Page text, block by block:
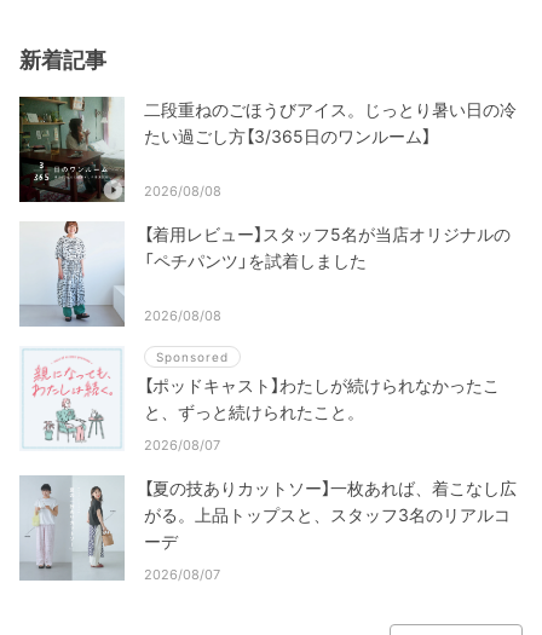
新着記事
二段重ねのごほうびアイス。じっとり暑い日の冷
たい過ごし方【3/365日のワンルーム】
2026/08/08
【着用レビュー】スタッフ5名が当店オリジナルの
「ペチパンツ」を試着しました
2026/08/08
Sponsored
【ポッドキャスト】わたしが続けられなかったこ
と、ずっと続けられたこと。
2026/08/07
【夏の技ありカットソー】一枚あれば、着こなし広
がる。上品トップスと、スタッフ3名のリアルコ
ーデ
2026/08/07